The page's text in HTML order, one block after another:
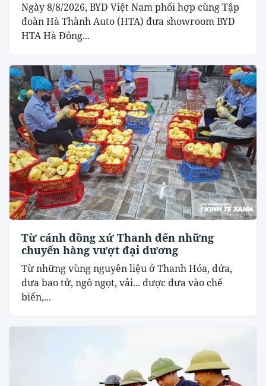
Ngày 8/8/2026, BYD Việt Nam phối hợp cùng Tập
đoàn Hà Thành Auto (HTA) đưa showroom BYD
HTA Hà Đông...
Từ cánh đồng xứ Thanh đến những
chuyến hàng vượt đại dương
Từ những vùng nguyên liệu ở Thanh Hóa, dứa,
dưa bao tử, ngô ngọt, vải... được đưa vào chế
biến,...